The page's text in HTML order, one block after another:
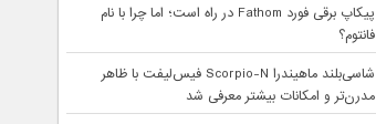
پیکاپ برقی فورد Fathom در راه است؛ اما چرا با نام
فانتوم؟
شاسی‌بلند ماهیندرا Scorpio-N فیس‌لیفت با ظاهر
مدرن‌تر و امکانات بیشتر معرفی شد